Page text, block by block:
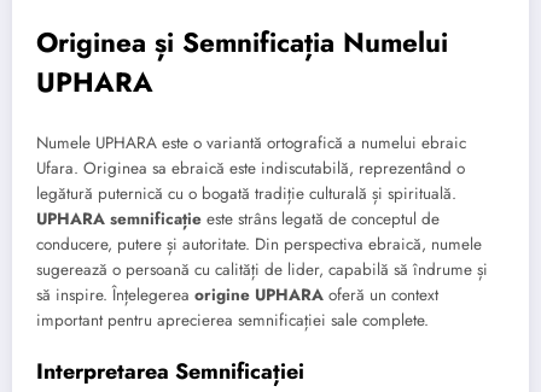
Originea și Semnificația Numelui
UPHARA
Numele UPHARA este o variantă ortografică a numelui ebraic
Ufara. Originea sa ebraică este indiscutabilă, reprezentând o
legătură puternică cu o bogată tradiție culturală și spirituală.
UPHARA semnificație este strâns legată de conceptul de
conducere, putere și autoritate. Din perspectiva ebraică, numele
sugerează o persoană cu calități de lider, capabilă să îndrume și
să inspire. Înțelegerea origine UPHARA oferă un context
important pentru aprecierea semnificației sale complete.
Interpretarea Semnificației